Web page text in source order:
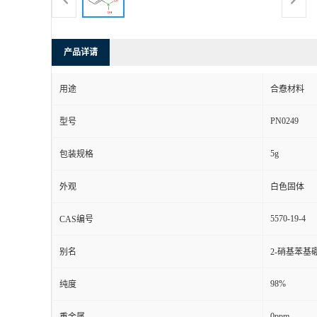
产品详请
用途 合憃材料
型号 PN0249
包装规格 5g
外观 白色固体
CAS编号 5570-19-4
别名 2-硝基苯基
纯度 98%